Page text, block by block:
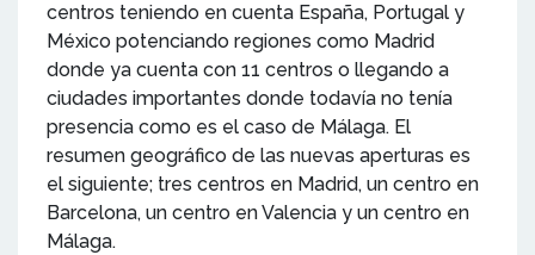
centros teniendo en cuenta España, Portugal y
México potenciando regiones como Madrid
donde ya cuenta con 11 centros o llegando a
ciudades importantes donde todavía no tenía
presencia como es el caso de Málaga. El
resumen geográfico de las nuevas aperturas es
el siguiente; tres centros en Madrid, un centro en
Barcelona, un centro en Valencia y un centro en
Málaga.